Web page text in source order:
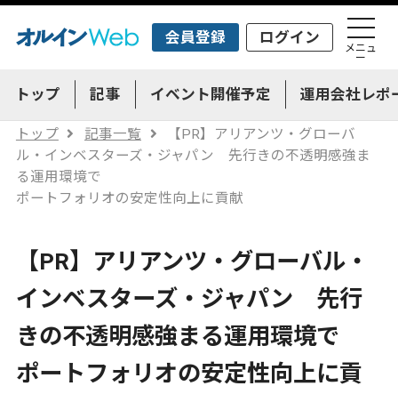
会員登録 ログイン
メニュ
ー
トップ 記事 イベント開催予定 運用会社レポ
トップ 記事一覧
【PR】アリアンツ・グローバ
ル・インベスターズ・ジャパン 先行きの不透明感強ま
る運用環境で
ポートフォリオの安定性向上に貢献
【PR】アリアンツ・グローバル・
インベスターズ・ジャパン 先行
きの不透明感強まる運用環境で
ポートフォリオの安定性向上に貢